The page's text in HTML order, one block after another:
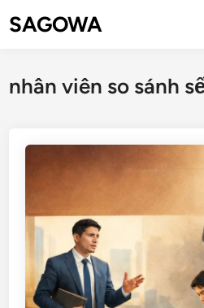
SAGOWA
nhân viên so sánh